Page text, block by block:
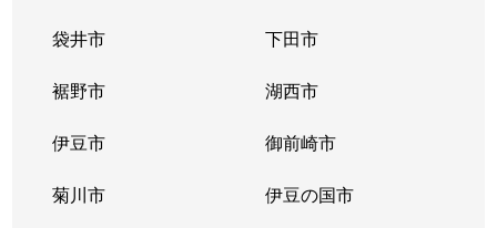
袋井市 下田市
裾野市 湖西市
伊豆市 御前崎市
菊川市 伊豆の国市